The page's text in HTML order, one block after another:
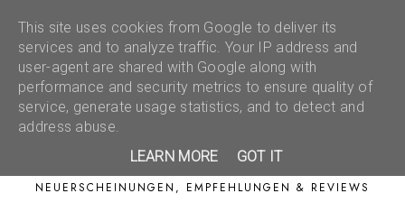
NEUERSCHEINUNGEN, EMPFEHLUNGEN & REVIEWS
This site uses cookies from Google to deliver its
services and to analyze traffic. Your IP address and
user-agent are shared with Google along with
performance and security metrics to ensure quality of
service, generate usage statistics, and to detect and
address abuse.
LEARN MORE
GOT IT